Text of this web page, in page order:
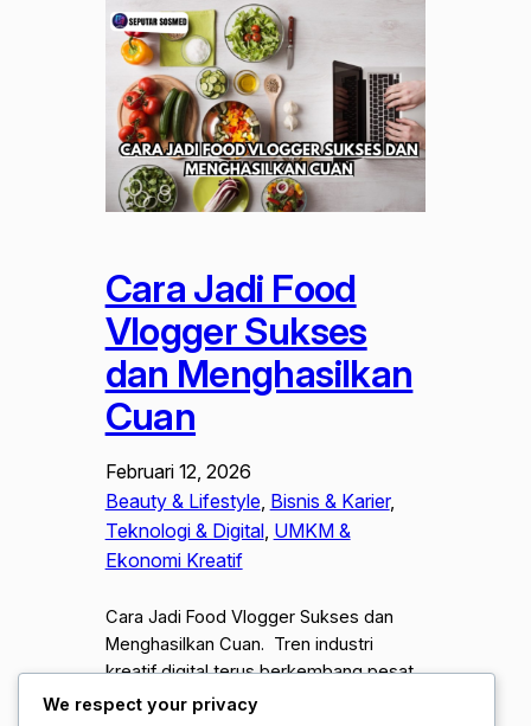
Cara Jadi Food
Vlogger Sukses
dan Menghasilkan
Cuan
Februari 12, 2026
Beauty & Lifestyle, Bisnis & Karier
Teknologi & Digital, UMKM &
Ekonomi Kreatif
Cara Jadi Food Vlogger Sukses dan
Menghasilkan Cuan. Tren industri
kreatif digital terus berkembang pesat,
dan salah satu sektor yang paling stabil
We respect your privacy